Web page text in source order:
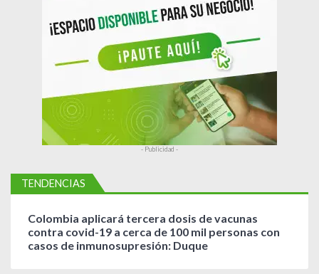
- Publicidad -
TENDENCIAS
Colombia aplicará tercera dosis de vacunas
contra covid-19 a cerca de 100 mil personas con
casos de inmunosupresión: Duque